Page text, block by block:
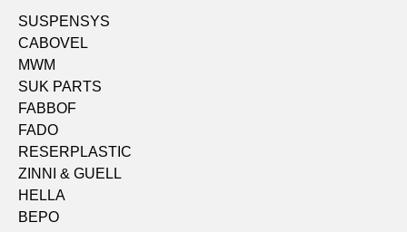
SUSPENSYS
CABOVEL
MWM
SUK PARTS
FABBOF
FADO
RESERPLASTIC
ZINNI & GUELL
HELLA
BEPO